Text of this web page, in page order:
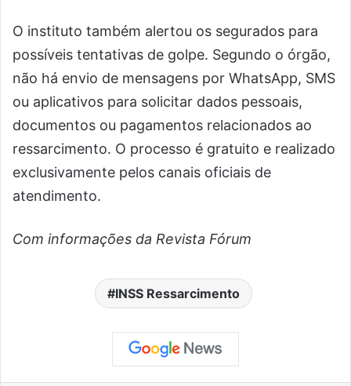
O instituto também alertou os segurados para
possíveis tentativas de golpe. Segundo o órgão,
não há envio de mensagens por WhatsApp, SMS
ou aplicativos para solicitar dados pessoais,
documentos ou pagamentos relacionados ao
ressarcimento. O processo é gratuito e realizado
exclusivamente pelos canais oficiais de
atendimento.
Com informações da Revista Fórum
INSS Ressarcimento